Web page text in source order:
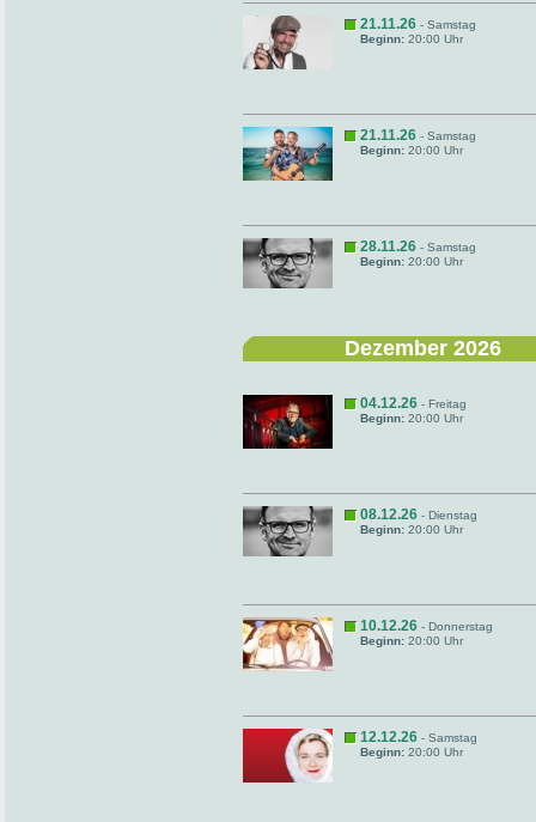
21.11.26 - Samstag
Beginn: 20:00 Uhr
21.11.26 - Samstag
Beginn: 20:00 Uhr
28.11.26 - Samstag
Beginn: 20:00 Uhr
Dezember 2026
04.12.26 - Freitag
Beginn: 20:00 Uhr
08.12.26 - Dienstag
Beginn: 20:00 Uhr
10.12.26 - Donnerstag
Beginn: 20:00 Uhr
12.12.26 - Samstag
Beginn: 20:00 Uhr